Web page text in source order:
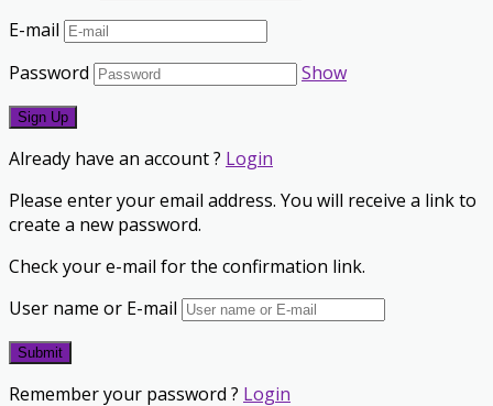
E-mail
Password
Show
Already have an account ? Login
Please enter your email address. You will receive a link to
create a new password.
Check your e-mail for the confirmation link.
User name or E-mail
Remember your password ? Login